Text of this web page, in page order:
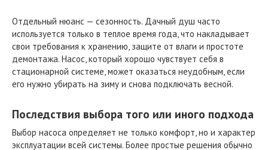
Отдельный нюанс — сезонность. Дачный душ часто
используется только в теплое время года, что накладывает
свои требования к хранению, защите от влаги и простоте
демонтажа. Насос, который хорошо чувствует себя в
стационарной системе, может оказаться неудобным, если
его нужно убирать на зиму и снова подключать весной.
Последствия выбора того или иного подхода
Выбор насоса определяет не только комфорт, но и характер
эксплуатации всей системы. Более простые решения обычно